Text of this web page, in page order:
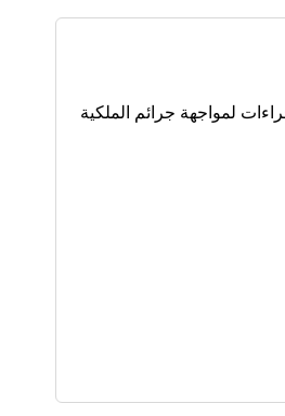
لمواجهة جرائم الملكية